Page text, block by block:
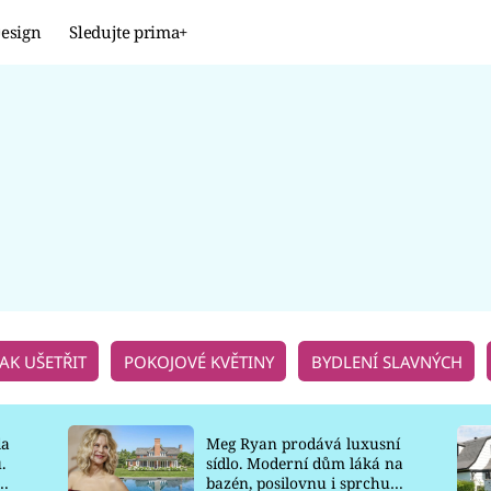
Sledujte prima+
UŠETŘIT POKOJOVÉ KVĚTINY BYDLENÍ SLAVNÝCH
Meg Ryan prodává luxusní
sídlo. Moderní dům láká na
bazén, posilovnu i sprchu